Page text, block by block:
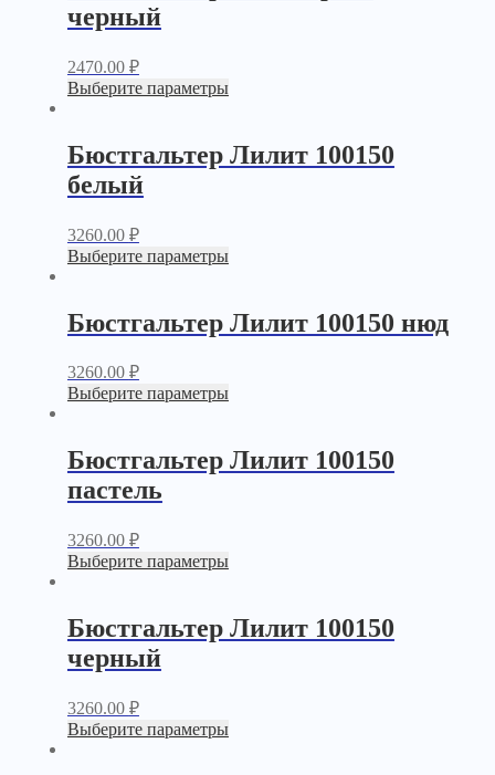
черный
2470.00 ₽
Выберите параметры
Бюстгальтер Лилит 100150
белый
3260.00 ₽
Выберите параметры
Бюстгальтер Лилит 100150 нюд
3260.00 ₽
Выберите параметры
Бюстгальтер Лилит 100150
пастель
3260.00 ₽
Выберите параметры
Бюстгальтер Лилит 100150
черный
3260.00 ₽
Выберите параметры